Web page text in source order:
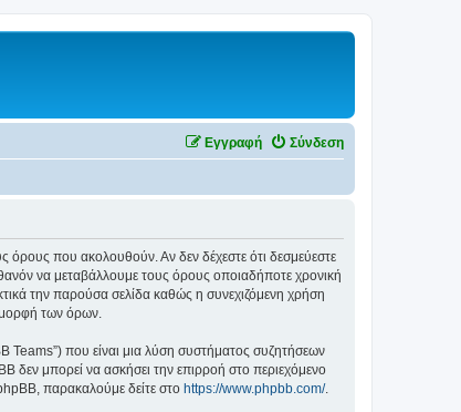
Σύνδεση
Εγγραφή
όρους που ακολουθούν. Αν δεν δέχεστε ότι δεσμεύεστε
να μεταβάλλουμε τους όρους οποιαδήποτε χρονική
την παρούσα σελίδα καθώς η συνεχιζόμενη χρήση
μορφή των όρων.
Teams”) που είναι μια λύση συστήματος συζητήσεων
δεν μπορεί να ασκήσει την επιρροή στο περιεχόμενο
παρακαλούμε δείτε στο https://www.phpbb.com/.